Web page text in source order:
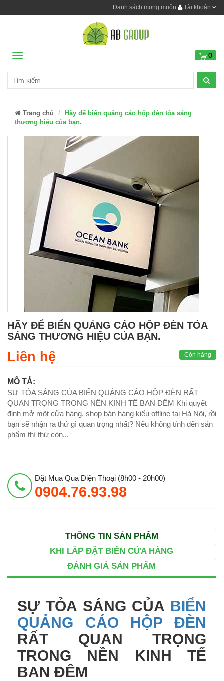
Danh sách mong muốn Tài khoản
Menu 0
Trang chủ
Hãy để biển quảng cáo hộp đèn tỏa sáng
thương hiệu của bạn.
HÃY ĐỂ BIỂN QUẢNG CÁO HỘP ĐÈN TỎA
SÁNG THƯƠNG HIỆU CỦA BẠN.
Liên hệ Còn hàng
MÔ TẢ:
SỰ TỎA SÁNG CỦA BIỂN QUẢNG CÁO HỘP ĐÈN RẤT
QUAN TRỌNG TRONG NỀN KINH TẾ BAN ĐÊM Khi quyết
định mở một cửa hàng, shop bán hàng kiểu offline tại Hà Nội, rồi
bạn sẽ nhận ra thứ gì quan trọng nhất? Nếu không tính đến sản
phẩm thì thứ còn...
Đặt Mua Qua Điện Thoại (8h00 - 20h00)
0904.76.93.98
THÔNG TIN SẢN PHẨM
KHI LẮP ĐẶT BIỂN CỬA HÀNG
ĐÁNH GIÁ SẢN PHẨM
SỰ TỎA SÁNG CỦA BIỂN
QUẢNG CÁO HỘP ĐÈN
RẤT QUAN TRỌNG
TRONG NỀN KINH TẾ
BAN ĐÊM